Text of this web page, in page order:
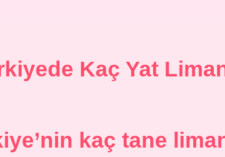
Kaç Yat
kaç tane